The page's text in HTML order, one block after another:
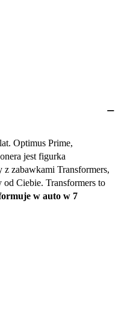
Optimus Prime,
jest figurka
zabawkami Transformers,
Ciebie. Transformers to
w auto w 7